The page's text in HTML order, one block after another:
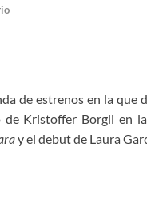
de estrenos en la que
de Kristoffer Borgli en
y el debut de Laura